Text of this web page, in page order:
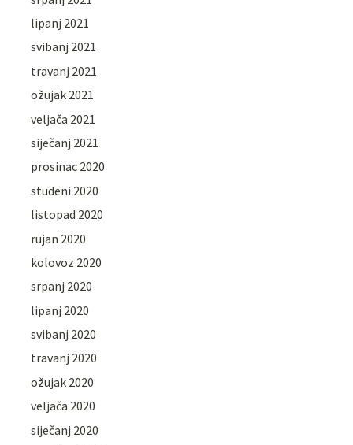
lipanj 2021
svibanj 2021
travanj 2021
ožujak 2021
veljača 2021
siječanj 2021
prosinac 2020
studeni 2020
listopad 2020
rujan 2020
kolovoz 2020
srpanj 2020
lipanj 2020
svibanj 2020
travanj 2020
ožujak 2020
veljača 2020
siječanj 2020